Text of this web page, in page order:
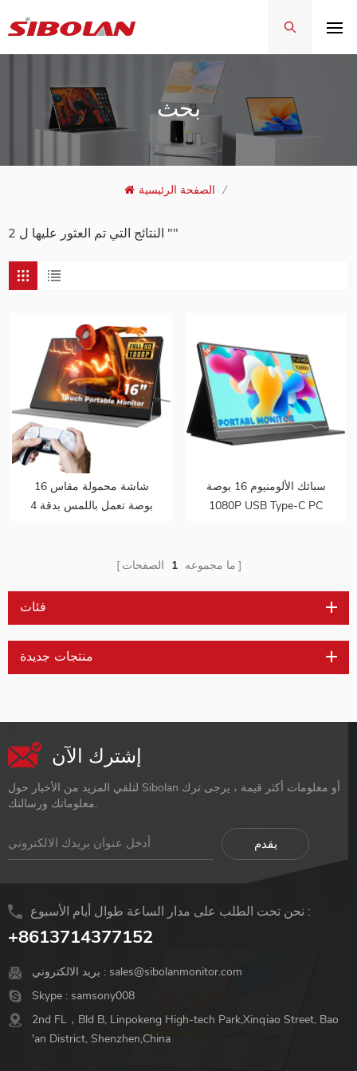
بحث
الصفحة الرئيسية /
2 النتائج التي تم العثور عليها ل ""
شاشة محمولة مقاس 16
بوصة تعمل باللمس بدقة 4
سبائك الألومنيوم 16 بوصة
1080P USB Type-C PC
ما مجموعه 1 الصفحات
فئات
منتجات جديدة
إشترك الآن
لتلقي المزيد من الأخبار حول Sibolan أو معلومات أكثر قيمة ، يرجى ترك
معلوماتك ورسالتك.
نحن تحت الطلب على مدار الساعة طوال أيام الأسبوع :
+8613714377152
بريد الالكتروني : sales@sibolanmonitor.com
Skype : samsony008
2nd FL，Bld B, Linpokeng High-tech Park,Xinqiao Street, Bao
'an District, Shenzhen,China